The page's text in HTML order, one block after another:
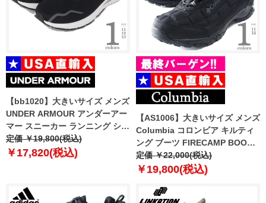
【bb1020】大きいサイズ メンズ
UNDER ARMOUR アンダーアー
マー スニーカー ランニング シュ
ーズ USA直輸入 3026821
定価 ￥19,800(税込)
￥17,820(税込)
【AS1006】大きいサイズ メンズ
Columbia コロンビア キルティ
ング ブーツ FIRECAMP BOOT
USA直輸入 1672881
定価 ￥22,000(税込)
￥19,800(税込)